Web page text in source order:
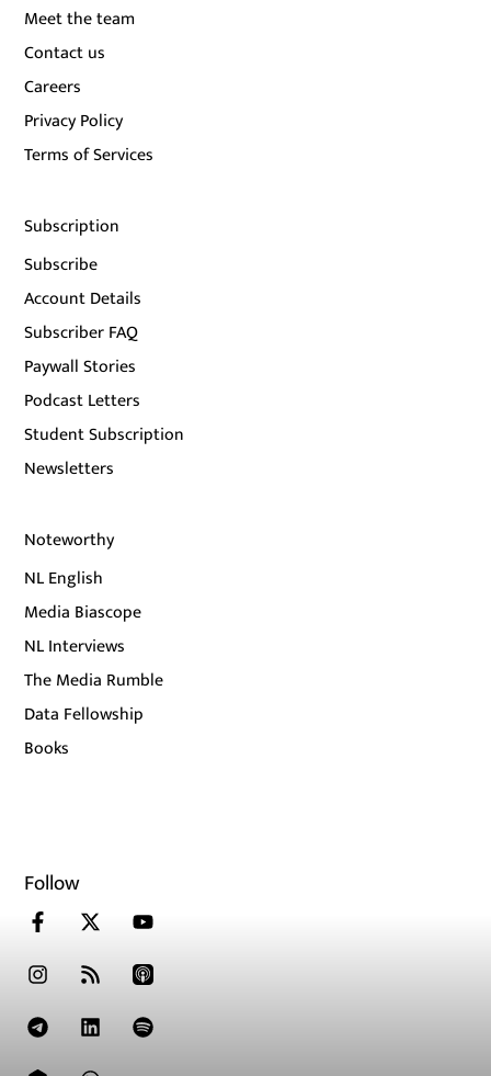
Meet the team
Contact us
Careers
Privacy Policy
Terms of Services
Subscription
Subscribe
Account Details
Subscriber FAQ
Paywall Stories
Podcast Letters
Student Subscription
Newsletters
Noteworthy
NL English
Media Biascope
NL Interviews
The Media Rumble
Data Fellowship
Books
Follow